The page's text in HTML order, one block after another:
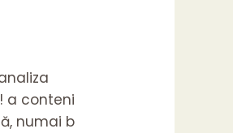
a conteni
numai b